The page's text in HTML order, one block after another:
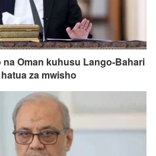
Oman kuhusu Lango-Bahari
za mwisho